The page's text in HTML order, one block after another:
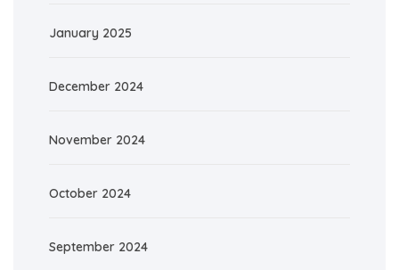
January 2025
December 2024
November 2024
October 2024
September 2024